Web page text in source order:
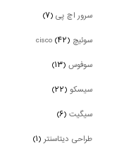
سرور اچ پی(۷)
سوئیچ cisco (۴۲)
سوفوس(۱۳)
سیسکو(۲۲)
سیگیت(۶)
طراحی دیتاسنتر(۱)